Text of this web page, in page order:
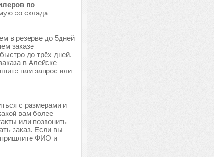
по
со склада
в резерве до 5дней
заказе
до трёх дней.
в Алейске
нам запрос или
с размерами и
вам более
или позвонить
заказ. Если вы
ФИО и